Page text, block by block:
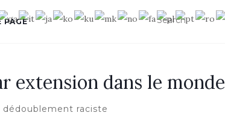
PAGE
extension dans le monde
raciste